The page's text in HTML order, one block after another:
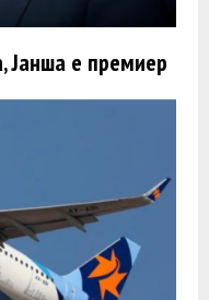
Јанша е премиер